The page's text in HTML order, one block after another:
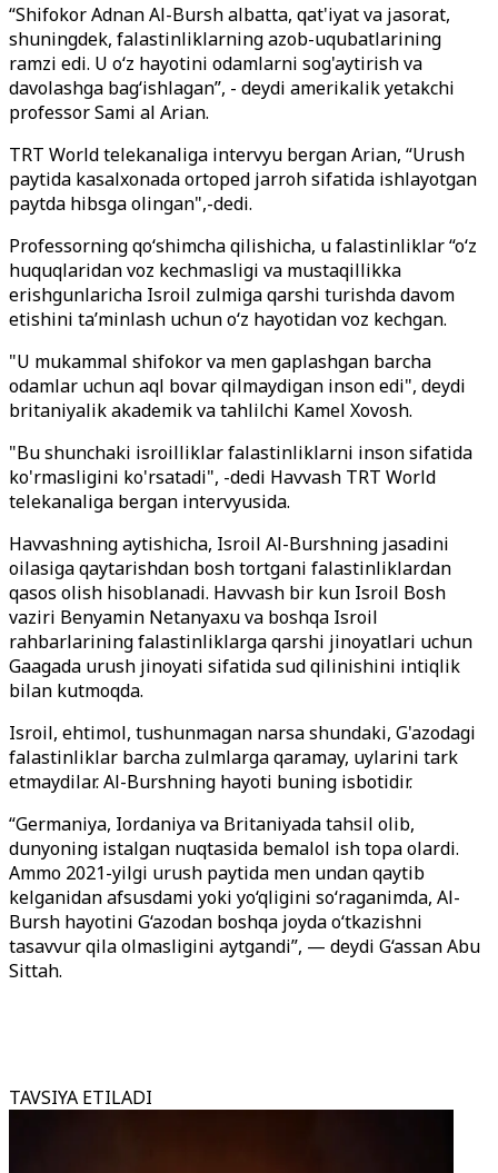
“Shifokor Adnan Al-Bursh albatta, qat'iyat va jasorat,
shuningdek, falastinliklarning azob-uqubatlarining
ramzi edi. U o‘z hayotini odamlarni sog'aytirish va
davolashga bag‘ishlagan”, - deydi amerikalik yetakchi
professor Sami al Arian.
TRT World telekanaliga intervyu bergan Arian, “Urush
paytida kasalxonada ortoped jarroh sifatida ishlayotgan
paytda hibsga olingan",-dedi.
Professorning qo‘shimcha qilishicha, u falastinliklar “o‘z
huquqlaridan voz kechmasligi va mustaqillikka
erishgunlaricha Isroil zulmiga qarshi turishda davom
etishini ta’minlash uchun o‘z hayotidan voz kechgan.
"U mukammal shifokor va men gaplashgan barcha
odamlar uchun aql bovar qilmaydigan inson edi", deydi
britaniyalik akademik va tahlilchi Kamel Xovosh.
"Bu shunchaki isroilliklar falastinliklarni inson sifatida
ko'rmasligini ko'rsatadi", -dedi Havvash TRT World
telekanaliga bergan intervyusida.
Havvashning aytishicha, Isroil Al-Burshning jasadini
oilasiga qaytarishdan bosh tortgani falastinliklardan
qasos olish hisoblanadi. Havvash bir kun Isroil Bosh
vaziri Benyamin Netanyaxu va boshqa Isroil
rahbarlarining falastinliklarga qarshi jinoyatlari uchun
Gaagada urush jinoyati sifatida sud qilinishini intiqlik
bilan kutmoqda.
Isroil, ehtimol, tushunmagan narsa shundaki, G'azodagi
falastinliklar barcha zulmlarga qaramay, uylarini tark
etmaydilar. Al-Burshning hayoti buning isbotidir.
“Germaniya, Iordaniya va Britaniyada tahsil olib,
dunyoning istalgan nuqtasida bemalol ish topa olardi.
Ammo 2021-yilgi urush paytida men undan qaytib
kelganidan afsusdami yoki yo‘qligini so‘raganimda, Al-
Bursh hayotini G‘azodan boshqa joyda o‘tkazishni
tasavvur qila olmasligini aytgandi”, — deydi G‘assan Abu
Sittah.
TAVSIYA ETILADI